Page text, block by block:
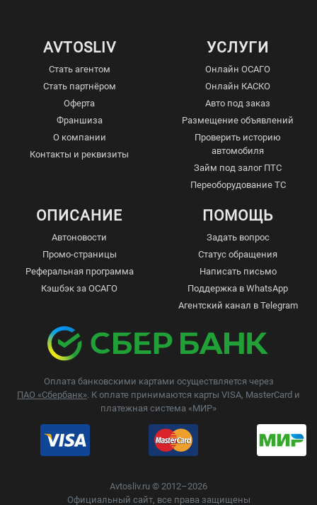
AVTOSLIV
Стать агентом
Стать партнёром
Оферта
Франшиза
О компании
Контакты и реквизиты
УСЛУГИ
Онлайн ОСАГО
Онлайн КАСКО
Авто под заказ
Размещение объявлений
Проверить историю
автомобиля
Займ под залог ПТС
Переоборудование ТС
ОПИСАНИЕ
Автоновости
Промо-страницы
Реферальная программа
Кэшбэк за ОСАГО
ПОМОЩЬ
Задать вопрос
Статус обращения
Написать письмо
Поддержка в WhatsApp
Агентский канал в Telegram
Оплата банковскими картами осуществляется через
ПАО «Сбербанк». К оплате принимаются карты VISA, MasterCard и
платежная система «МИР»
Avtosliv.ru © 2012–2026
Официальный сайт, все права защищены